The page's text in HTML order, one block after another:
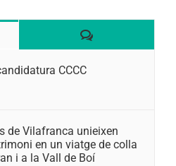
Comentaris
CCCC
de Vilafranca unieixen
en un viatge de colla
i a la Vall de Boí